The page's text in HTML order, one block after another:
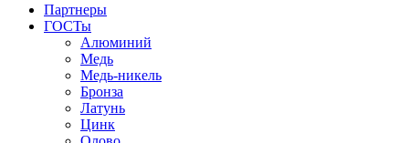
Партнеры
ГОСТы
Алюминий
Медь
Медь-никель
Бронза
Латунь
Цинк